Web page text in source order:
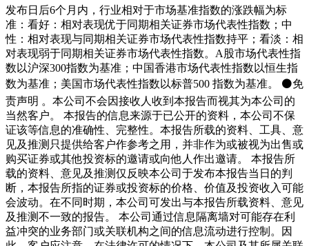
发布日后6个月内，行业相对于市场基准指数的涨跌幅为标
准：看好：相对表现优于同期相关证券市场代表性指数；中
性：相对表现与同期相关证券市场代表性指数持平；看淡：相
对表现弱于同期相关证券市场代表性指数。A股市场代表性指
数以沪深300指数为基准；中国香港市场代表性指数以恒生指
数为基准；美国市场代表性指数以标普500 指数为基准。 ⚫免
责声明 。本公司不会因接收人收到本报告而视其为本公司的
当然客户。 本报告的信息来源于已公开的资料，本公司不保
证该等信息的准确性、完整性。本报告所载的资料、工具、意
见及推测只提供给客户作参考之用，并非作为或被视为出售或
购买证券或其他投资标的邀请或向他人作出邀请。 本报告所
载的资料、意见及推测仅反映本公司于发布本报告当日的判
断，本报告所指的证券或投资标的价格、价值及投资收入可能
会波动。在不同时期，本公司可发出与本报告所载资料、意见
及推测不一致的报告。 本公司通过信息隔离墙对可能存在利
益冲突的业务部门或关联机构之间的信息流动进行控制。因